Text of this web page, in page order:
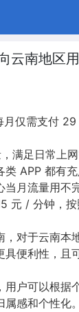
云南地区
仅需支付
满足日常上
类 APP 都有
月流量用不
元 / 分钟，
，对于云南本
具便利性，且
户可以根据
感和个性化。